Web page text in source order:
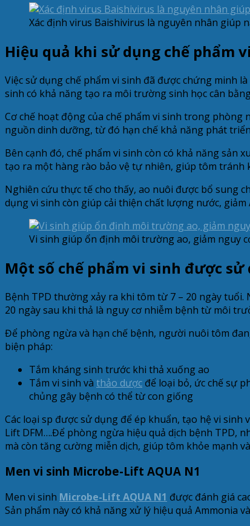
Xác định virus Baishivirus là nguyên nhân giúp
Hiệu quả khi sử dụng chế phẩm
Việc sử dụng chế phẩm vi sinh đã được chứng minh
sinh có khả năng tạo ra môi trường sinh học cân
Cơ chế hoạt động của chế phẩm vi sinh trong phòng
nguồn dinh dưỡng, từ đó hạn chế khả năng phát
Bên cạnh đó, chế phẩm vi sinh còn có khả năng sản
tạo ra một hàng rào bảo vệ tự nhiên, giúp tôm tránh
Nghiên cứu thực tế cho thấy, ao nuôi được bổ sung
dụng vi sinh còn giúp cải thiện chất lượng nước,
Vi sinh giúp ổn định môi trường ao, giảm nguy
Một số chế phẩm vi sinh được
Bệnh TPD thường xảy ra khi tôm từ 7 – 20 ngày
20 ngày sau khi thả là nguy cơ nhiễm bệnh từ môi
Để phòng ngừa và hạn chế bệnh, người nuôi tôm
biện pháp:
Tắm kháng sinh trước khi thả xuống ao
Tắm vi sinh và thảo dược để loại bỏ, ức chế sự
chủng gây bệnh có thể từ con giống
Các loại sp được sử dụng để ép khuẩn, tạo hệ vi
Lift DFM….Để phòng ngừa hiệu quả dịch bệnh TPD,
mà còn tăng cường miễn dịch, giúp tôm khỏe mạnh
Men vi sinh Microbe-Lift AQUA N1
Men vi sinh Microbe-Lift AQUA N1 được đánh giá
Sản phẩm này có khả năng xử lý hiệu quả